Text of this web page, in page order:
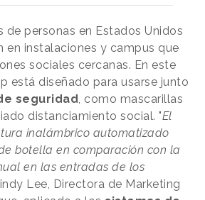
de personas en Estados Unidos
en instalaciones y campus que
sociales cercanas. En este
está diseñado para usarse junto
seguridad, como mascarillas
distanciamiento social. "El
inalámbrico automatizado
botella en comparación con la
en las entradas de los
Lee, Directora de Marketing